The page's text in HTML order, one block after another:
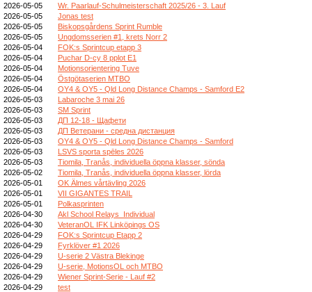
2026-05-05
Wr. Paarlauf-Schulmeisterschaft 2025/26 - 3. Lauf
2026-05-05
Jonas test
2026-05-05
Biskopsgårdens Sprint Rumble
2026-05-05
Ungdomsserien #1, krets Norr 2
2026-05-04
FOK:s Sprintcup etapp 3
2026-05-04
Puchar D-cy 8 pplot E1
2026-05-04
Motionsorientering Tuve
2026-05-04
Östgötaserien MTBO
2026-05-04
OY4 & OY5 - Qld Long Distance Champs - Samford E2
2026-05-03
Labaroche 3 mai 26
2026-05-03
SM Sprint
2026-05-03
ДП 12-18 - Щафети
2026-05-03
ДП Ветерани - средна дистанция
2026-05-03
OY4 & OY5 - Qld Long Distance Champs - Samford
2026-05-03
LSVS sporta spēles 2026
2026-05-03
Tiomila, Tranås, individuella öppna klasser, sönda
2026-05-02
Tiomila, Tranås, individuella öppna klasser, lörda
2026-05-01
OK Älmes vårtävling 2026
2026-05-01
VII GIGANTES TRAIL
2026-05-01
Polkasprinten
2026-04-30
Akl School Relays_Individual
2026-04-30
VeteranOL IFK Linköpings OS
2026-04-29
FOK:s Sprintcup Etapp 2
2026-04-29
Fyrklöver #1 2026
2026-04-29
U-serie 2 Västra Blekinge
2026-04-29
U-serie, MotionsOL och MTBO
2026-04-29
Wiener Sprint-Serie - Lauf #2
2026-04-29
test